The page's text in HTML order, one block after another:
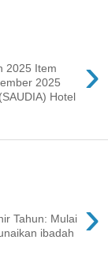
›
2025 Item
2025
Hotel
›
Tahun: Mulai
ibadah